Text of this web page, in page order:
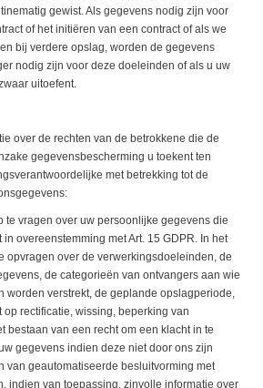
gewist. Als gegevens nodig zijn voor
of het initiëren van een contract of als we
bij verdere opslag, worden de gegevens
nodig zijn voor deze doeleinden of als u uw
uitoefent.
over de rechten van de betrokkene die de
gegevensbescherming u toekent ten
met betrekking tot de
te vragen over uw persoonlijke gegevens die
overeenstemming met Art. 15 GDPR. In het
opvragen over de verwerkingsdoeleinden, de
de categorieën van ontvangers aan wie
worden verstrekt, de geplande opslagperiode,
op rectificatie, wissing, beperking van
bestaan van een recht om een klacht in te
gegevens indien deze niet door ons zijn
van geautomatiseerde besluitvorming met
indien van toepassing, zinvolle informatie over